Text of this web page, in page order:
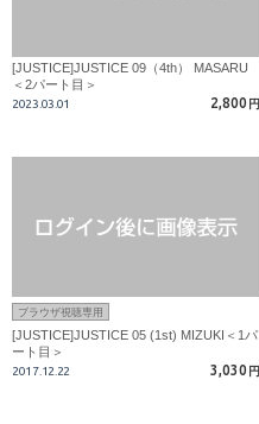
[JUSTICE]JUSTICE 09（4th） MASARU
＜2パート目＞
2023.03.01 2,800 円
ブラウザ視聴専用
[JUSTICE]JUSTICE 05 (1st) MIZUKI＜1パ
ート目＞
2017.12.22 3,030 円